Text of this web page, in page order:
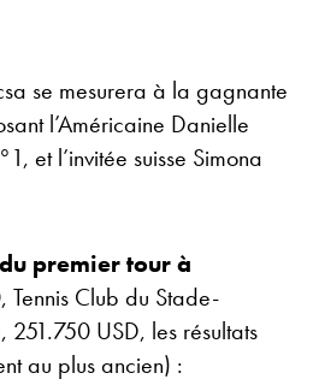
se mesurera à la gagnante
l’Américaine Danielle
et l’invitée suisse Simona
premier tour à
Tennis Club du Stade-
251.750 USD, les résultats
au plus ancien) :